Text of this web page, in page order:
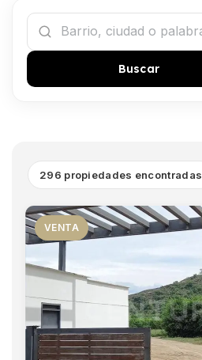
Buscar
296 propiedades encontradas
VENTA